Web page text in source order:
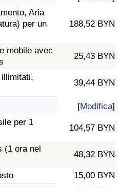
Aria
per un
188,52 BYN
mobile avec
25,43 BYN
illimitati,
39,44 BYN
[Modifica]
per 1
104,57 BYN
(1 ora nel
48,32 BYN
15,00 BYN